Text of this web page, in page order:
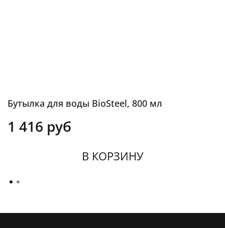
Бутылка для воды BioSteel, 800 мл
1 416 руб
В КОРЗИНУ